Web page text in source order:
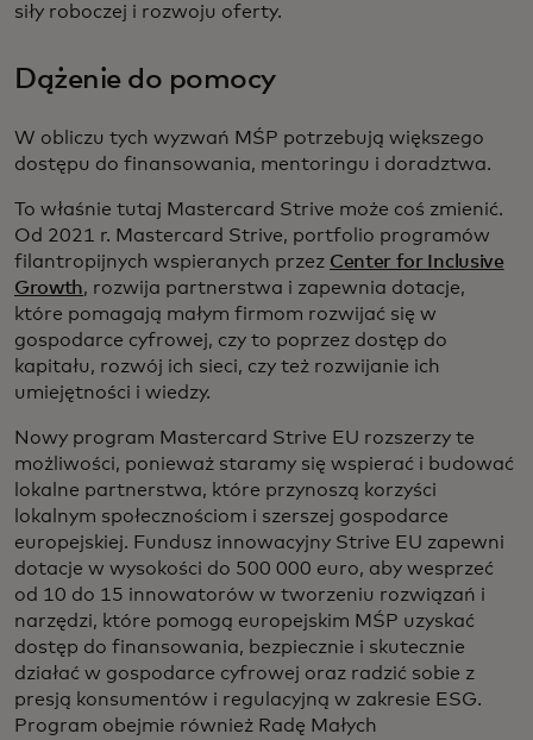
siły roboczej i rozwoju oferty.
Dążenie do pomocy
W obliczu tych wyzwań MŚP potrzebują większego
dostępu do finansowania, mentoringu i doradztwa.
To właśnie tutaj Mastercard Strive może coś zmienić.
Od 2021 r. Mastercard Strive, portfolio programów
filantropijnych wspieranych przez Center for Inclusive
Growth, rozwija partnerstwa i zapewnia dotacje,
które pomagają małym firmom rozwijać się w
gospodarce cyfrowej, czy to poprzez dostęp do
kapitału, rozwój ich sieci, czy też rozwijanie ich
umiejętności i wiedzy.
Nowy program Mastercard Strive EU rozszerzy te
możliwości, ponieważ staramy się wspierać i budować
lokalne partnerstwa, które przynoszą korzyści
lokalnym społecznościom i szerszej gospodarce
europejskiej. Fundusz innowacyjny Strive EU zapewni
dotacje w wysokości do 500 000 euro, aby wesprzeć
od 10 do 15 innowatorów w tworzeniu rozwiązań i
narzędzi, które pomogą europejskim MŚP uzyskać
dostęp do finansowania, bezpiecznie i skutecznie
działać w gospodarce cyfrowej oraz radzić sobie z
presją konsumentów i regulacyjną w zakresie ESG.
Program obejmie również Radę Małych